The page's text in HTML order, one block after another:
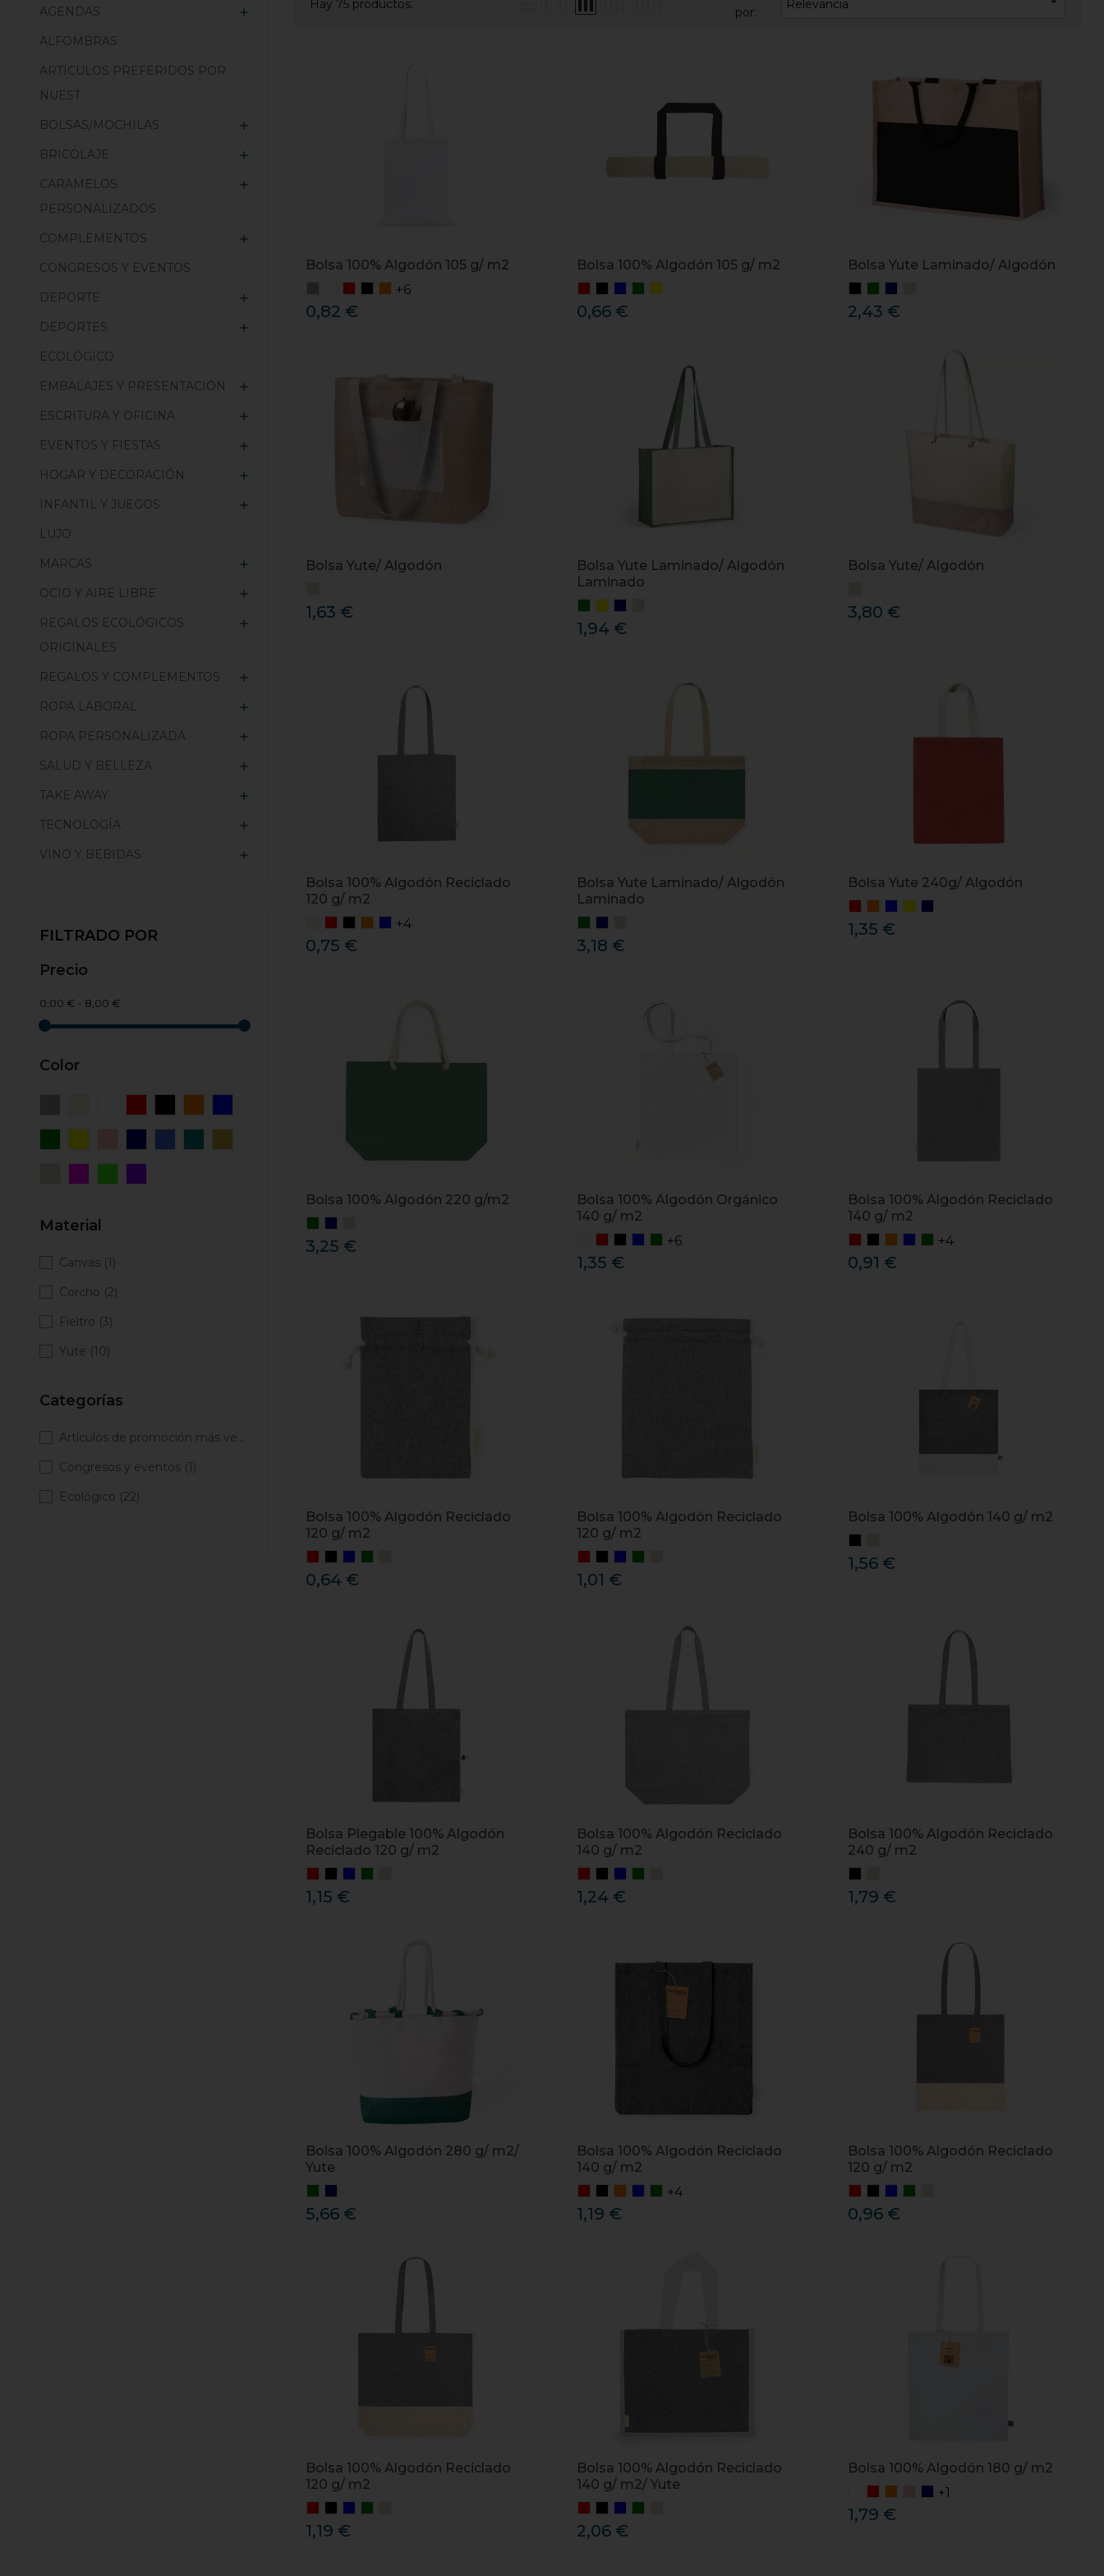
AGENDAS 
ALFOMBRAS
ARTÍCULOS PREFERIDOS POR
NUEST
BOLSAS/MOCHILAS

BRICOLAJE 
CARAMELOS
PERSONALIZADOS

COMPLEMENTOS 
CONGRESOS Y EVENTOS
DEPORTE

DEPORTES 
ECOLÓGICO
EMBALAJES Y PRESENTACIÓN

ESCRITURA Y OFICINA 
EVENTOS Y FIESTAS 
HOGAR Y DECORACIÓN 
INFANTIL Y JUEGOS 
LUJO
MARCAS

OCIO Y AIRE LIBRE 
REGALOS ECOLÓGICOS
ORIGINALES

REGALOS Y COMPLEMENTOS 
ROPA LABORAL 
ROPA PERSONALIZADA 
SALUD Y BELLEZA 
TAKE AWAY 
TECNOLOGÍA 
VINO Y BEBIDAS 
FILTRADO POR
Precio
0,00 € - 8,00 €
Color
Material
Canvas (1)
Corcho (2)
Fieltro (3)
Yute (10)
Categorías
Congresos y eventos (1)
Ecológico (22)
Hay 75 productos.
por:
Relevancia
Bolsa 100% Algodón 105 g/ m2
+6
0,82 €
Bolsa 100% Algodón 105 g/ m2
0,66 €
Bolsa Yute Laminado/ Algodón
2,43 €
Bolsa Yute/ Algodón
1,63 €
Bolsa Yute Laminado/ Algodón
Laminado
1,94 €
Bolsa Yute/ Algodón
3,80 €
Bolsa 100% Algodón Reciclado
120 g/ m2
+4
0,75 €
Bolsa Yute Laminado/ Algodón
Laminado
3,18 €
Bolsa Yute 240g/ Algodón
1,35 €
Bolsa 100% Algodón 220 g/m2
3,25 €
Bolsa 100% Algodón Orgánico
140 g/ m2
+6
1,35 €
Bolsa 100% Algodón Reciclado
140 g/ m2
+4
0,91 €
Bolsa 100% Algodón Reciclado
120 g/ m2
0,64 €
Bolsa 100% Algodón Reciclado
120 g/ m2
1,01 €
Bolsa 100% Algodón 140 g/ m2
1,56 €
Bolsa Plegable 100% Algodón
Reciclado 120 g/ m2
1,15 €
Bolsa 100% Algodón Reciclado
140 g/ m2
1,24 €
Bolsa 100% Algodón Reciclado
240 g/ m2
1,79 €
Bolsa 100% Algodón 280 g/ m2/
Yute
5,66 €
Bolsa 100% Algodón Reciclado
140 g/ m2
+4
1,19 €
Bolsa 100% Algodón Reciclado
120 g/ m2
0,96 €
Bolsa 100% Algodón Reciclado
120 g/ m2
1,19 €
Bolsa 100% Algodón Reciclado
140 g/ m2/ Yute
2,06 €
Bolsa 100% Algodón 180 g/ m2
+1
1,79 €